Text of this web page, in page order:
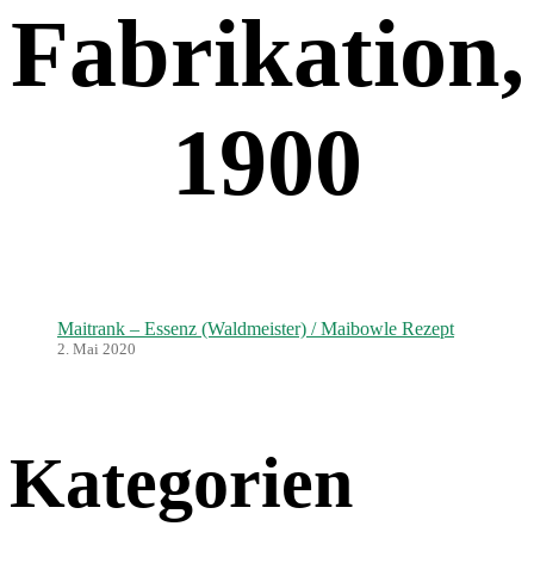
Fabrikation,
1900
Maitrank – Essenz (Waldmeister) / Maibowle Rezept
2. Mai 2020
Kategorien